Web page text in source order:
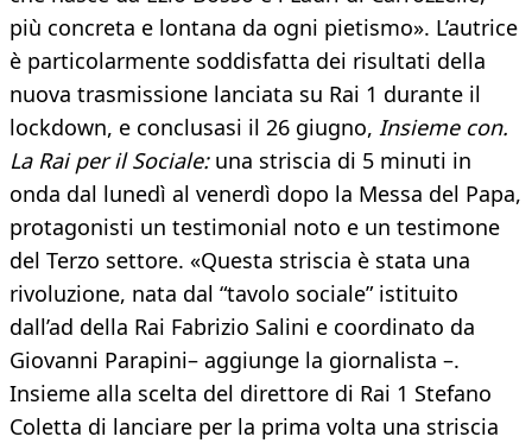
più concreta e lontana da ogni pietismo». L’autrice
è particolarmente soddisfatta dei risultati della
nuova trasmissione lanciata su Rai 1 durante il
lockdown, e conclusasi il 26 giugno, Insieme con.
La Rai per il Sociale:una striscia di 5 minuti in
onda dal lunedì al venerdì dopo la Messa del Papa,
protagonisti un testimonial noto e un testimone
del Terzo settore. «Questa striscia è stata una
rivoluzione, nata dal “tavolo sociale” istituito
dall’ad della Rai Fabrizio Salini e coordinato da
Giovanni Parapini– aggiunge la giornalista –.
Insieme alla scelta del direttore di Rai 1 Stefano
Coletta di lanciare per la prima volta una striscia